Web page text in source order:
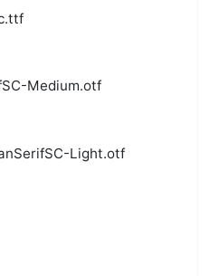
Medium.otf
Light.otf